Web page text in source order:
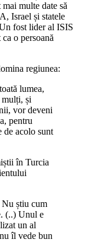
multe date să
Israel și statele
fost lider al ISIS
o persoană
regiunea:
lumea,
mulți, și
vor deveni
pentru
de acolo sunt
în Turcia
Nu știu cum
(..) Unul e
un al
îl vede bun